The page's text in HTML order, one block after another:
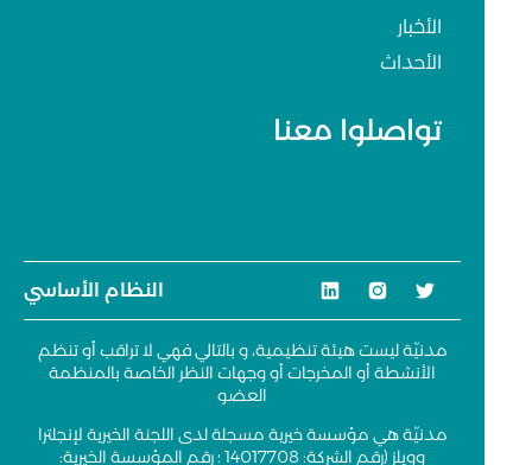
الأخبار
الأحداث
تواصلوا معنا
النظام الأساسي
مدنيّة ليست هيئة تنظيمية، و بالتالي فهي لا تراقب أو تنظم
الأنشطة أو المخرجات أو وجهات النظر الخاصة بالمنظمة
العضو
مدنيّة هي مؤسسة خيرية مسجلة لدى اللجنة الخيرية لإنجلترا
وويلز (رقم الشركة: 14017708 ؛ رقم المؤسسة الخيرية: